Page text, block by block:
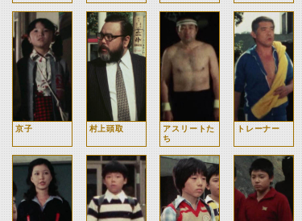
京子 村上頭取
アスリートた
ち
トレーナー